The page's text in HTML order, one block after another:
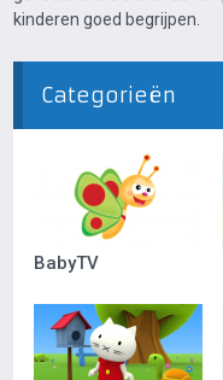
kinderen goed begrijpen.
Categorieën
BabyTV